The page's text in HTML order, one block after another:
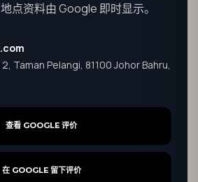
点资料由 Google 即时显示。
2, Taman Pelangi, 81100 Johor Bahru,
查看 GOOGLE 评价
在 GOOGLE 留下评价